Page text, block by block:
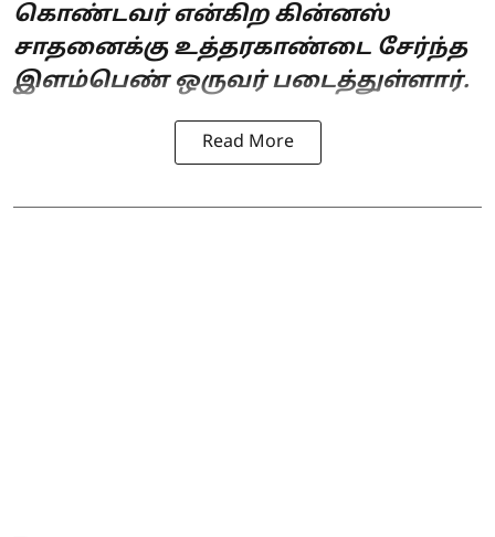
கொண்டவர் என்கிற கின்னஸ்
சாதனைக்கு உத்தரகாண்டை சேர்ந்த
இளம்பெண் ஒருவர் படைத்துள்ளார்.
Read More